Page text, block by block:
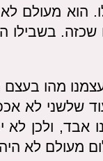
הוא מעולם
שכזה. בשבילו
מהו בעצם
שלשני לא
אבד, ולכן לא
מעולם לא היה